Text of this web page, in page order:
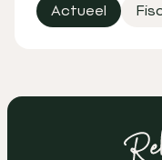
Actueel